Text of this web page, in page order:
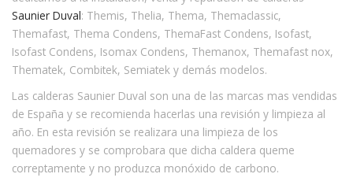
Saunier Duval: Themis, Thelia, Thema, Themaclassic,
Themafast, Thema Condens, ThemaFast Condens, Isofast,
Isofast Condens, Isomax Condens, Themanox, Themafast nox,
Thematek, Combitek, Semiatek y demás modelos.
Las calderas Saunier Duval son una de las marcas mas vendidas
de España y se recomienda hacerlas una revisión y limpieza al
año. En esta revisión se realizara una limpieza de los
quemadores y se comprobara que dicha caldera queme
correptamente y no produzca monóxido de carbono.